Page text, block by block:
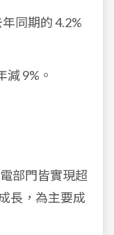
年同期的 4.2%
減 9%。
部門皆實現超
長，為主要成